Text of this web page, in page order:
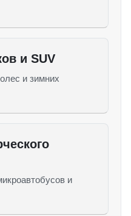
и SUV
и зимних
и